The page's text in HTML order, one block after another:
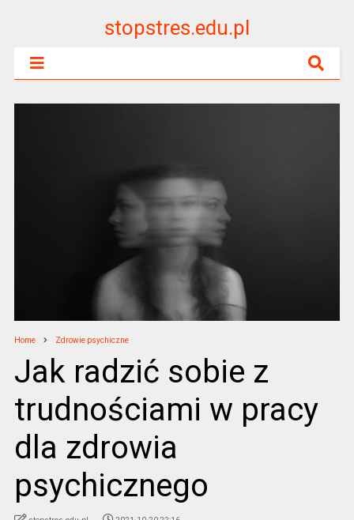
stopstres.edu.pl
Home Zdrowie psychiczne
Jak radzić sobie z
trudnościami w pracy
dla zdrowia
psychicznego